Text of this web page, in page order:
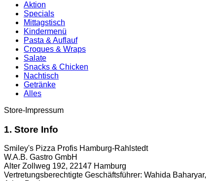
Aktion
Specials
Mittagstisch
Kindermenü
Pasta & Auflauf
Croques & Wraps
Salate
Snacks & Chicken
Nachtisch
Getränke
Alles
Store-Impressum
1. Store Info
Smiley's Pizza Profis Hamburg-Rahlstedt
W.A.B. Gastro GmbH
Alter Zollweg 192, 22147 Hamburg
Vertretungsberechtigte Geschäftsführer: Wahida Baharyar,